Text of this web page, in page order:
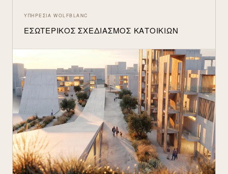
ΥΠΗΡΕΣΊΑ WOLFBLANC
ΕΣΩΤΕΡΙΚΌΣ ΣΧΕΔΙΑΣΜΌΣ ΚΑΤΟΙΚΙΏΝ